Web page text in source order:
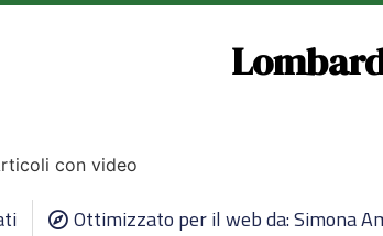
con video
Ottimizzato per il web da: Simona